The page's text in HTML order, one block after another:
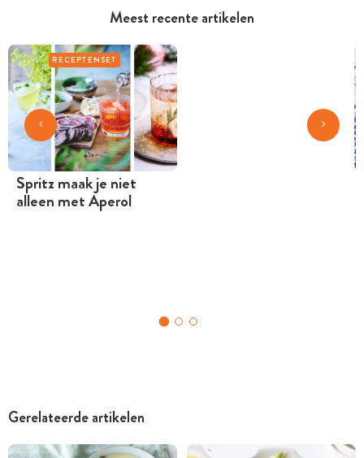
Meest recente artikelen
RECEPTENSET
Spritz maak je niet
alleen met Aperol
Gerelateerde artikelen